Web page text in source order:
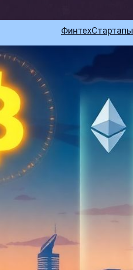
ФинтехСтартапы